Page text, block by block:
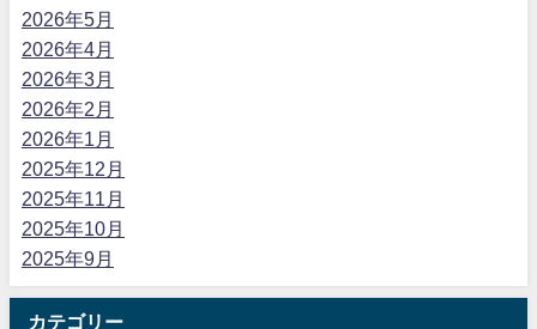
2026年5月
2026年4月
2026年3月
2026年2月
2026年1月
2025年12月
2025年11月
2025年10月
2025年9月
カテゴリー